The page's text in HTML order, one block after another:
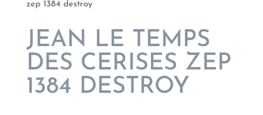
zep 1384 destroy
JEAN LE TEMPS
DES CERISES ZEP
1384 DESTROY